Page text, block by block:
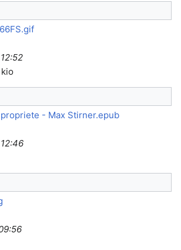
- Max Stirner.epub